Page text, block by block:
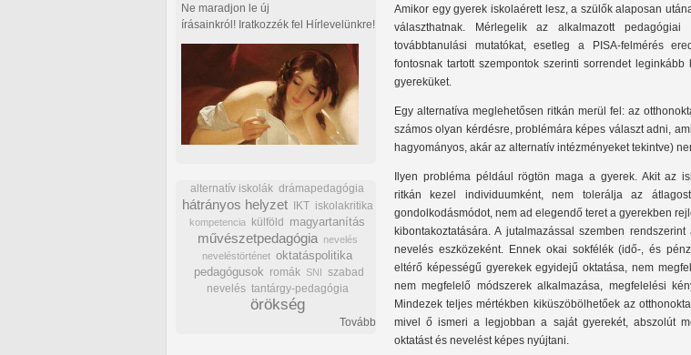
Amikor egy gyerek iskolaérett lesz, a szülők alaposan
választhatnak. Mérlegelik az alkalmazott pedagógiai
továbbtanulási mutatókat, esetleg a PISA-felmérés
fontosnak tartott szempontok szerinti sorrendet
gyereküket.
Egy alternatíva meglehetősen ritkán merül fel: az
számos olyan kérdésre, problémára képes választ adni,
hagyományos, akár az alternatív intézményeket tekintve)
Ilyen probléma például rögtön maga a gyerek. Akit az
ritkán kezel individuumként, nem tolerálja az
gondolkodásmódot, nem ad elegendő teret a gyerekben
kibontakoztatására. A jutalmazással szemben
nevelés eszközeként. Ennek okai sokfélék (idő-, és
eltérő képességű gyerekek egyidejű oktatása, nem
nem megfelelő módszerek alkalmazása, megfelelési
Mindezek teljes mértékben kiküszöbölhetőek az
mivel ő ismeri a legjobban a saját gyerekét, abszolút
oktatást és nevelést képes nyújtani.
Ne maradjon le új
írásainkról! Iratkozzék fel Hírlevelünkre!
alternatív iskolák drámapedagógia
hátrányos helyzet IKT iskolakritika
kompetencia külföld magyartanítás
művészetpedagógia
nevelés
neveléstörténet oktatáspolitika
pedagógusok romák SNI szabad
nevelés tantárgy-pedagógia
örökség
Tovább